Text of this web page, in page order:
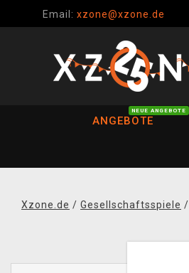
Email: xzone@xzone.de
ANGEBOTE
NEUE ANGEBOTE
Xzone.de / Gesellschaftsspiele /